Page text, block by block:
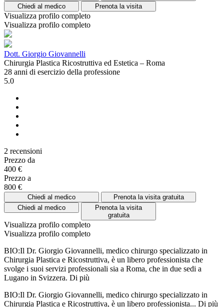
Chiedi al medico
Prenota la visita
Visualizza profilo completo
Visualizza profilo completo
Dott. Giorgio Giovannelli
Chirurgia Plastica Ricostruttiva ed Estetica – Roma
28 anni di esercizio della professione
5.0
2 recensioni
Prezzo da
400 €
Prezzo a
800 €
Chiedi al medico
Prenota la visita gratuita
Chiedi al medico
Prenota la visita
gratuita
Visualizza profilo completo
Visualizza profilo completo
BIO:Il Dr. Giorgio Giovannelli, medico chirurgo specializzato in
Chirurgia Plastica e Ricostruttiva, è un libero professionista che
svolge i suoi servizi professionali sia a Roma, che in due sedi a
Lugano in Svizzera. Di più
BIO:Il Dr. Giorgio Giovannelli, medico chirurgo specializzato in
Chirurgia Plastica e Ricostruttiva, è un libero professionista... Di più